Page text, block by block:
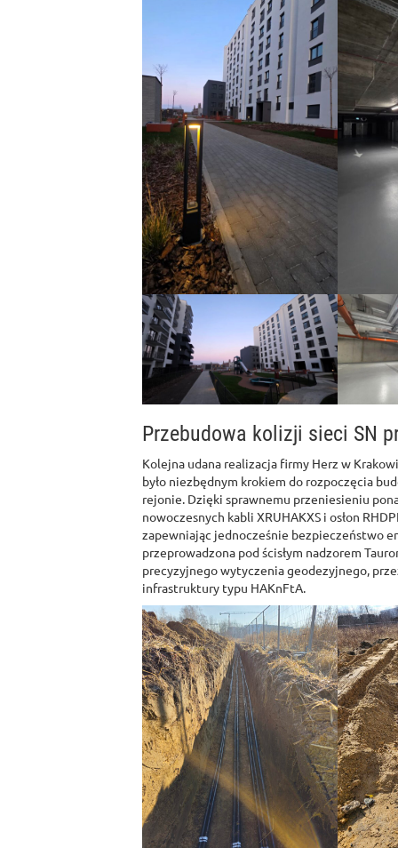
Przebudowa kolizji sieci SN
Kolejna udana realizacja firmy Herz w
było niezbędnym krokiem do rozpoczęcia
rejonie. Dzięki sprawnemu przeniesieniu
nowoczesnych kabli XRUHAKXS i osłon
zapewniając jednocześnie bezpieczeństwo
przeprowadzona pod ścisłym nadzorem
precyzyjnego wytyczenia geodezyjnego,
infrastruktury typu HAKnFtA.